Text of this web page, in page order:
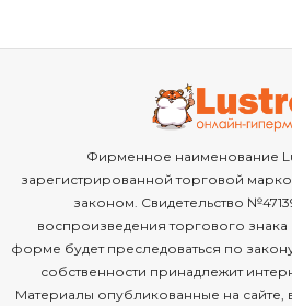
Фирменное наименование
зарегистрированной торговой
законом. Свидетельство
воспроизведения торгового
форме будет преследоваться по
собственности принадлежит
Материалы опубликованные на сайте,